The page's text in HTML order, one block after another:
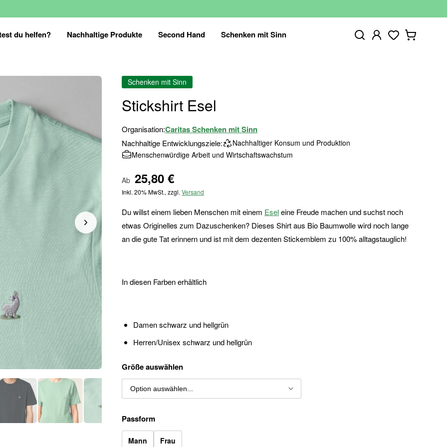
du helfen? Nachhaltige Produkte Second Hand Schenken mit Sinn
Schenken mit Sinn
Stickshirt Esel
Organisation:Caritas Schenken mit Sinn
Nachhaltige Entwicklungsziele:
Nachhaltiger Konsum und Produktion
Menschenwürdige Arbeit und Wirtschaftswachstum
Ab 25,80 €
Inkl. 20% MwSt., zzgl.Versand
Du willst einem lieben Menschen mit einem Eseleine Freude machen und suchst noch
etwas Originelles zum Dazuschenken? Dieses Shirt aus Bio Baumwolle wird noch lange
an die gute Tat erinnern und ist mit dem dezenten Stickemblem zu 100% alltagstauglich!
In diesen Farben erhältlich
Damen schwarz und hellgrün
Herren/Unisex schwarz und hellgrün
Größe auswählen
Passform
Mann Frau